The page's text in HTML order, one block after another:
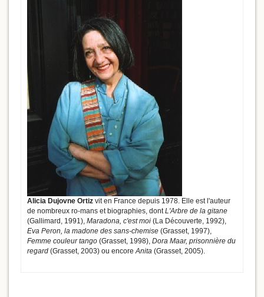
Alicia Dujovne Ortiz vit en France depuis 1978. Elle est l'auteur
de nombreux ro-mans et biographies, dontL'Arbre de la gitane
(Gallimard, 1991), Maradona, c'est moi (La Découverte, 1992),
Eva Peron, la madone des sans-chemise (Grasset, 1997),
Femme couleur tango (Grasset, 1998), Dora Maar, prisonnière du
regard (Grasset, 2003) ou encore Anita (Grasset, 2005).